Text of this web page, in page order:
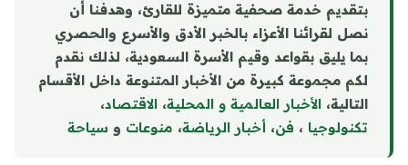
بتقديم خدمة صحفية متميزة للقارئ، وهدفنا أن
نصل لقرائنا الأعزاء بالخبر الأدق والأسرع والحصري
بما يليق بقواعد وقيم الأسرة السعودية، لذلك نقدم
لكم مجموعة كبيرة من الأخبار المتنوعة داخل الأقسام
التالية، الأخبار العالمية و المحلية، الاقتصاد،
تكنولوجيا ، فن، أخبار الرياضة، منوعات و سياحة